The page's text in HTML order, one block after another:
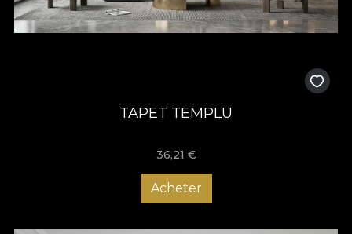
TAPET TEMPLU
36,21 €
Acheter